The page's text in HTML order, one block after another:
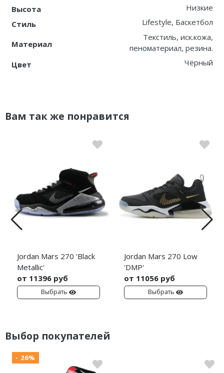
Высота
Низкие
Стиль
Lifestyle, Баскетбол
Материал
Текстиль, иск.кожа,
пеноматериал, резина.
Цвет
Чёрный
Вам так же понравится
Jordan Mars 270 'Black
Metallic'
от 11396 руб
Выбрать
Jordan Mars 270 Low
'DMP'
от 11056 руб
Выбрать
Выбор покупателей
- 26%